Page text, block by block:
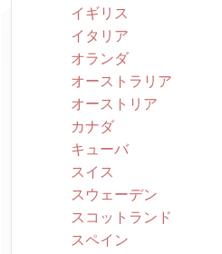
イギリス
イタリア
オランダ
オーストラリア
オーストリア
カナダ
キューバ
スイス
スウェーデン
スコットランド
スペイン